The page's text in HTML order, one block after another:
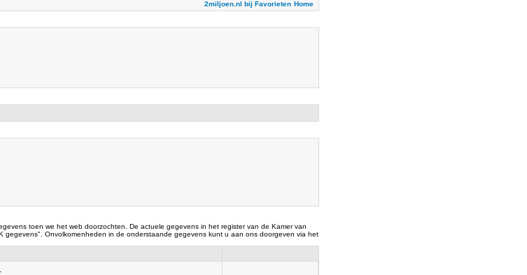
2miljoen.nl bij Favorieten Home
toen we het web doorzochten. De actuele gegevens in het register van de Kamer van
gegevens". Onvolkomenheden in de onderstaande gegevens kunt u aan ons doorgeven via het